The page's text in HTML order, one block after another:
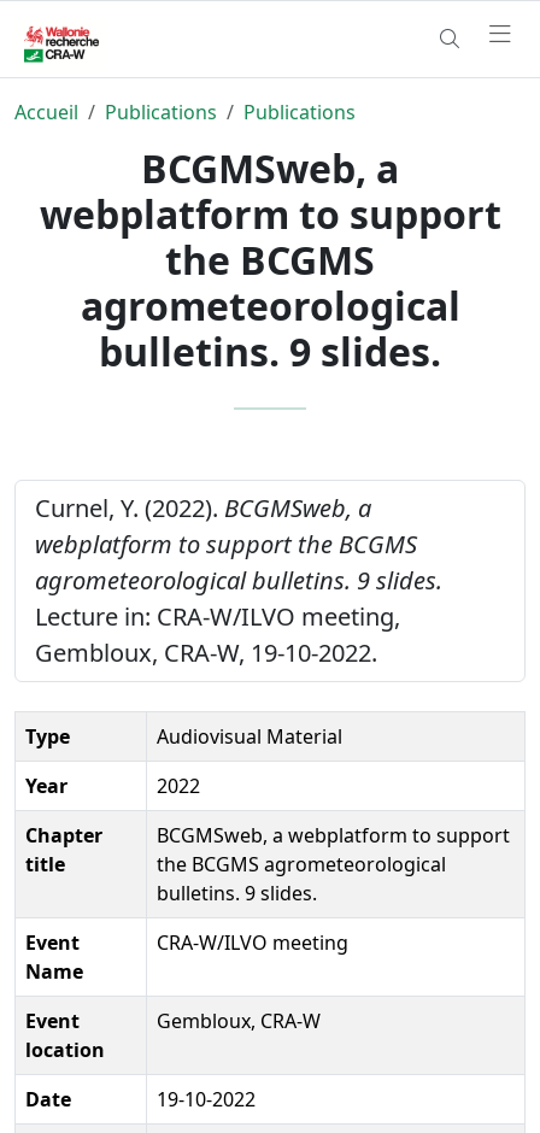
Accueil Publications Publications
BCGMSweb, a
webplatform to support
the BCGMS
agrometeorological
bulletins. 9 slides.
Curnel, Y. (2022). BCGMSweb, a
webplatform to support the BCGMS
agrometeorological bulletins. 9 slides.
Lecture in: CRA-W/ILVO meeting,
Gembloux, CRA-W, 19-10-2022.
Type
Audiovisual Material
Year
2022
Chapter
title
BCGMSweb, a webplatform to support
the BCGMS agrometeorological
bulletins. 9 slides.
Event
Name
CRA-W/ILVO meeting
Event
location
Gembloux, CRA-W
Date
19-10-2022